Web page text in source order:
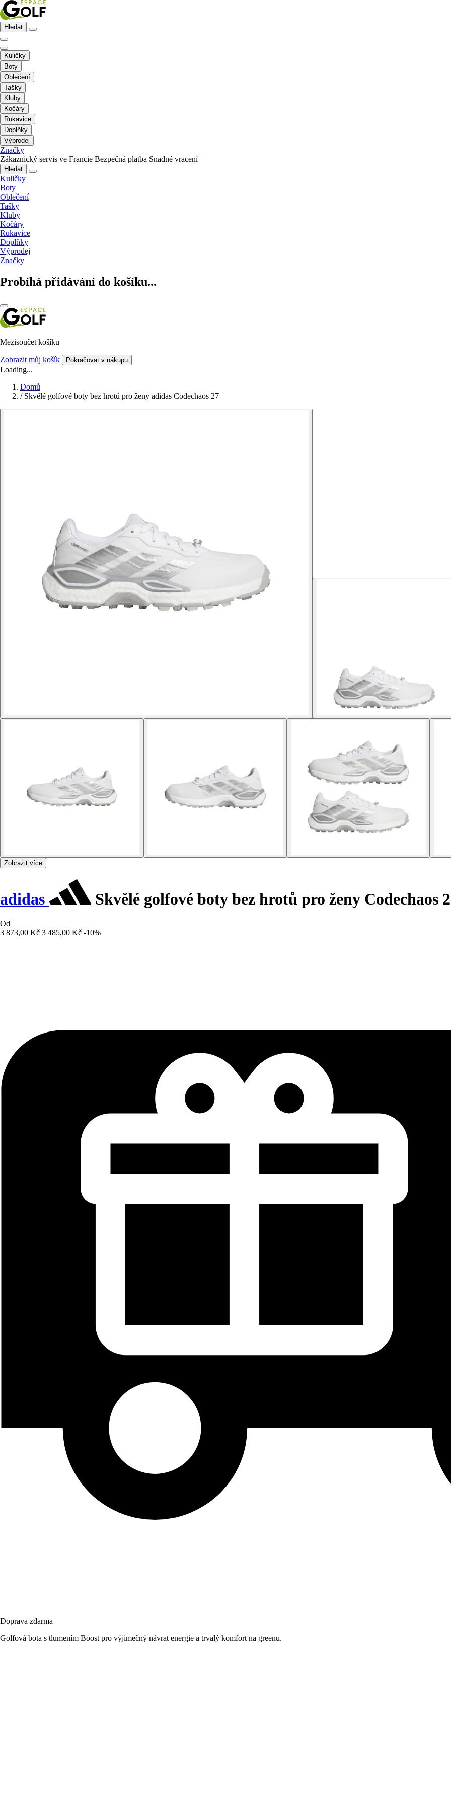
Hledat
Kuličky
Boty
Oblečení
Tašky
Kluby
Kočáry
Rukavice
Doplňky
Výprodej
Značky
Zákaznický servis ve Francie Bezpečná platba Snadné vracení
Hledat
Kuličky
Boty
Oblečení
Tašky
Kluby
Kočáry
Rukavice
Doplňky
Výprodej
Značky
Probíhá přidávání do košíku...
Mezisoučet košíku
Zobrazit můj košík Pokračovat v nákupu
Loading...
Domů
/ Skvělé golfové boty bez hrotů pro ženy adidas Codechaos 27
Zobrazit více
adidas Skvělé golfové boty bez hrotů pro ženy Codechaos
Od
3 873,00 Kč 3 485,00 Kč -10%
Doprava zdarma
Golfová bota s tlumením Boost pro výjimečný návrat energie a trvalý komfort na greenu.